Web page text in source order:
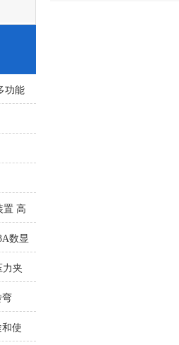
功能
置 高
数显
力夹
弯
视
使